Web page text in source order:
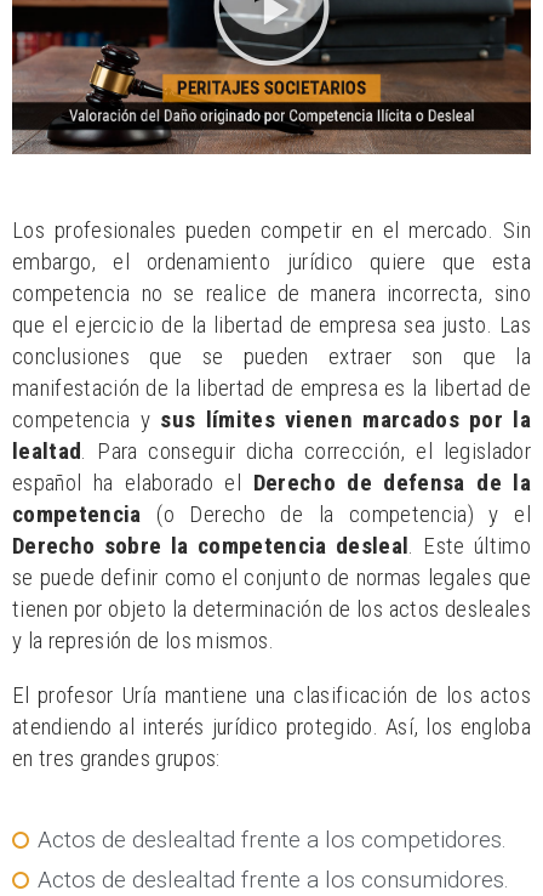
Los profesionales pueden competir en el mercado. Sin
embargo, el ordenamiento jurídico quiere que esta
competencia no se realice de manera incorrecta, sino
que el ejercicio de la libertad de empresa sea justo. Las
conclusiones que se pueden extraer son que la
manifestación de la libertad de empresa es la libertad de
competencia y sus límites vienen marcados por la
lealtad. Para conseguir dicha corrección, el legislador
español ha elaborado el Derecho de defensa de la
competencia (o Derecho de la competencia) y el
Derecho sobre la competencia desleal. Este último
se puede definir como el conjunto de normas legales que
tienen por objeto la determinación de los actos desleales
y la represión de los mismos.
El profesor Uría mantiene una clasificación de los actos
atendiendo al interés jurídico protegido. Así, los engloba
en tres grandes grupos:
Actos de deslealtad frente a los competidores.
Actos de deslealtad frente a los consumidores.